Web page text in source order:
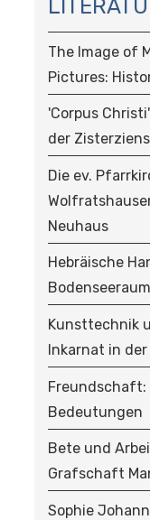
V
I
G
A
T
I
O
N
The Image of
Pictures:
'Corpus
der
Die ev.
Neuhaus
Hebräische
Bodenseeraum
Kunsttechnik
Inkarnat in
Freundschaft:
Bedeutungen
Bete und
Grafschaft
Sophie